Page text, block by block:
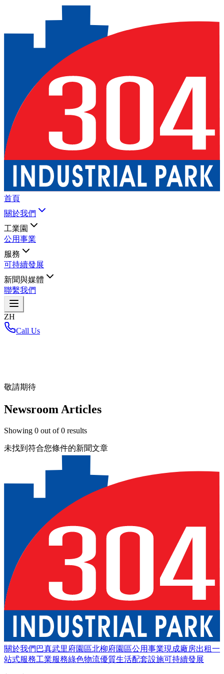
首頁
關於我們
工業園
公用事業
服務
可持續發展
新聞與媒體
聯繫我們
ZH
Call Us
敬請期待
Newsroom Articles
Showing 0 out of0 results
未找到符合您條件的新聞文章
關於我們 巴真武里府園區北柳府園區公用事業現成廠房出租一
站式服務工業服務綠色物流優質生活配套設施可持續發展